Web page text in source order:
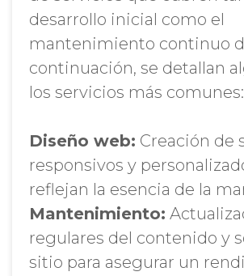
desarrollo inicial como el
mantenimiento continuo
continuación, se detallan
los servicios más comunes:
Diseño web: Creación de
responsivos y
reflejan la esencia de la
Mantenimiento:
regulares del contenido y
sitio para asegurar un